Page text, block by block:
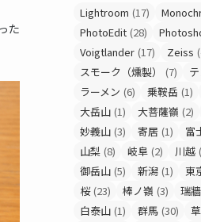
た
Lightroom (17)
PhotoEdit (28)
Voigtlander (17) Zeiss
スモーク（燻製）
(7)
ラーメン (6) 乗鞍岳 (1)
大岳山 (1) 大菩薩嶺 (2)
妙義山 (3) 寄居 (1) 富
山梨 (8) 岐阜 (2) 川越
御岳山 (5) 新潟 (1) 東
桜 (23) 棒ノ嶺 (3) 瑞
白泰山 (1) 群馬 (30)